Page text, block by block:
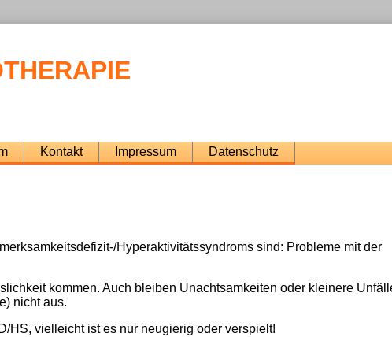
Kontakt Impressum
Datenschutz
Hyperaktivitätssyndroms sind: Probleme mit der
kommen. Auch bleiben Unachtsamkeiten oder kleinere
nicht aus.
HS, vielleicht ist es nur neugierig oder verspielt!